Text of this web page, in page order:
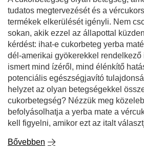
tudatos megtervezését és a
termékek elkerülését igényli. Nem
sokan, akik ezzel az állapottal
kérdést: ihat-e cukorbeteg yerba
dél-amerikai gyökerekkel rendelkező
ismert mind ízéről, mind élénkítő
potenciális egészségjavító
helyzet az olyan betegségekkel
cukorbetegség? Nézzük meg
befolyásolhatja a yerba mate a
kell figyelni, amikor ezt az italt
Bővebben